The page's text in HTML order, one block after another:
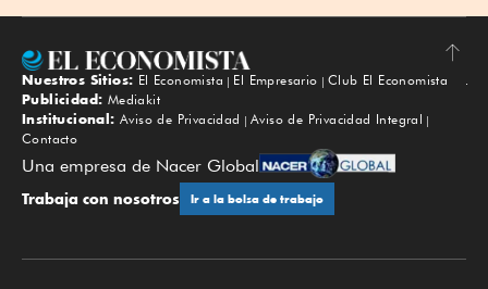
Subir
Nuestros Sitios: El Economista El Empresario
Club El Economista
Publicidad: Mediakit
Institucional: Aviso de Privacidad
Aviso de Privacidad Integral
Contacto
Una empresa de Nacer Global
Trabaja con nosotros Ir a la bolsa de trabajo